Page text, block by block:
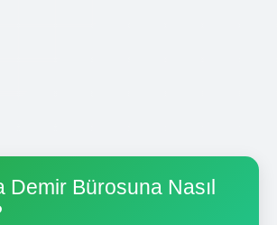
Demir Bürosuna Nasıl